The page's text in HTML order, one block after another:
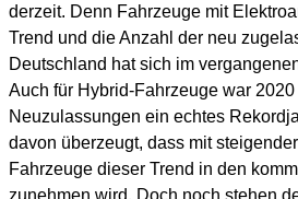
derzeit. Denn Fahrzeuge mit
Trend und die Anzahl der neu
Deutschland hat sich im
Auch für Hybrid-Fahrzeuge war
Neuzulassungen ein echtes
davon überzeugt, dass mit
Fahrzeuge dieser Trend in den
zunehmen wird. Doch noch stehen